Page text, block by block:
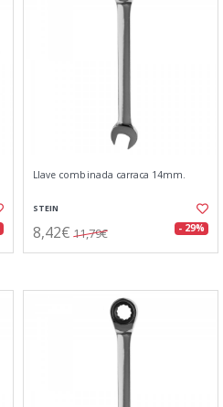
Llave combinada carraca 14mm.
STEIN
8,42€ 11,79€ - 29%